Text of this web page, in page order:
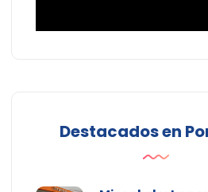
Destacados en